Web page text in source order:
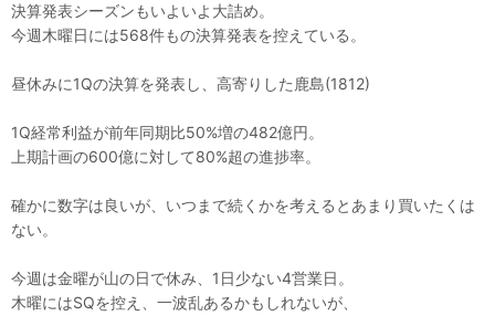
決算発表シーズンもいよいよ大詰め。
今週木曜日には568件もの決算発表を控えている。
昼休みに1Qの決算を発表し、高寄りした鹿島(1812)
1Q経常利益が前年同期比50%増の482億円。
上期計画の600億に対して80%超の進捗率。
確かに数字は良いが、いつまで続くかを考えるとあまり買いたくは
ない。
今週は金曜が山の日で休み、1日少ない4営業日。
木曜にはSQを控え、一波乱あるかもしれないが、